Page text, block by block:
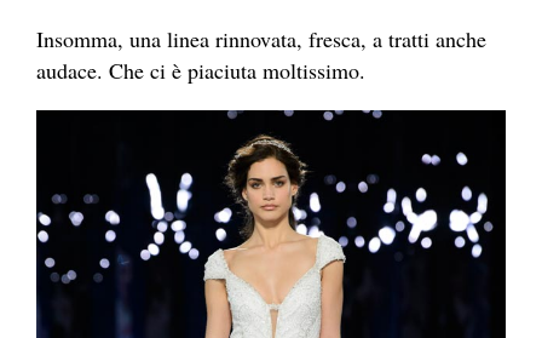
Insomma, una linea rinnovata, fresca, a tratti anche
audace. Che ci è piaciuta moltissimo.